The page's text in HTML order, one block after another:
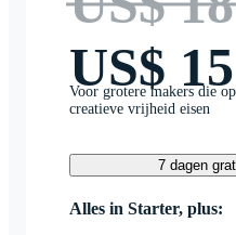
US$ 15
Voor grotere makers die
creatieve vrijheid eisen
7 dagen
Alles in Starter, plus: